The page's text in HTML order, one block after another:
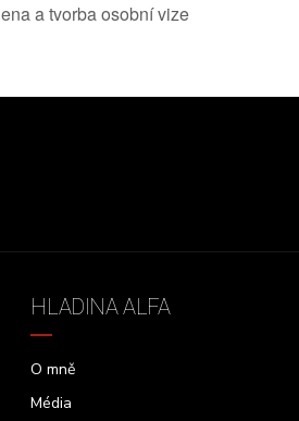
a tvorba osobní vize
HLADINA ALFA
O mně
Média